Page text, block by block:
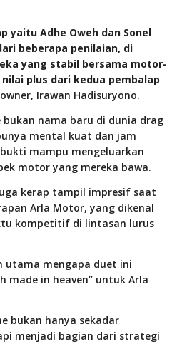
yaitu Adhe Oweh dan Sonel
beberapa penilaian, di
yang stabil bersama motor-
plus dari kedua pembalap
Irawan Hadisuryono.
bukan nama baru di dunia drag
mental kuat dan jam
mampu mengeluarkan
motor yang mereka bawa.
kerap tampil impresif saat
Arla Motor, yang dikenal
kompetitif di lintasan lurus
utama mengapa duet ini
made in heaven” untuk Arla
bukan hanya sekadar
menjadi bagian dari strategi